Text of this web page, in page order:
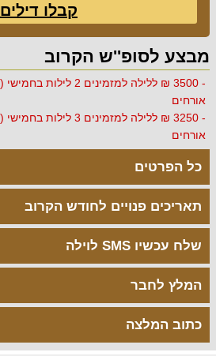
קבלו דילים
מבצע לסופ''ש הקרוב
אורחים
אורחים
כל הפרטים
תאריכים פנויים לחודש הקרוב
שלח עכשיו SMS לוילה
המלץ לחבר
כתוב המלצה